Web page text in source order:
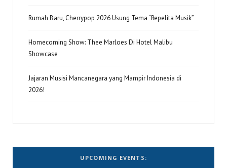
Rumah Baru, Cherrypop 2026 Usung Tema “Repelita Musik”
Homecoming Show: Thee Marloes Di Hotel Malibu
Showcase
Jajaran Musisi Mancanegara yang Mampir Indonesia di
2026!
UPCOMING EVENTS: